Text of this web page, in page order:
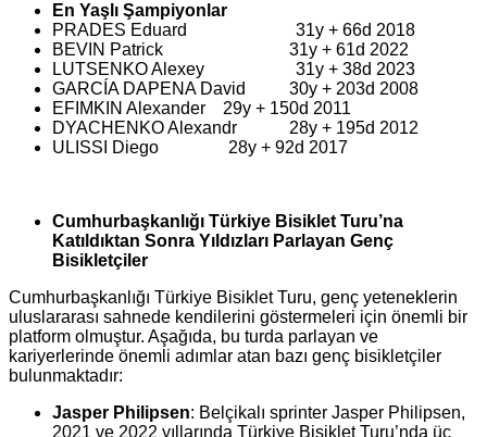
En Yaşlı Şampiyonlar
PRADES Eduard 31y + 66d 2018
BEVIN Patrick 31y + 61d 2022
LUTSENKO Alexey 31y + 38d 2023
GARCÍA DAPENA David 30y + 203d 2008
EFIMKIN Alexander 29y + 150d 2011
DYACHENKO Alexandr 28y + 195d 2012
ULISSI Diego 28y + 92d 2017
Cumhurbaşkanlığı Türkiye Bisiklet Turu’na
Katıldıktan Sonra Yıldızları Parlayan Genç
Bisikletçiler
Cumhurbaşkanlığı Türkiye Bisiklet Turu, genç yeteneklerin
uluslararası sahnede kendilerini göstermeleri için önemli bir
platform olmuştur. Aşağıda, bu turda parlayan ve
kariyerlerinde önemli adımlar atan bazı genç bisikletçiler
bulunmaktadır:
Jasper Philipsen: Belçikalı sprinter Jasper Philipsen,
2021 ve 2022 yıllarında Türkiye Bisiklet Turu’nda üç